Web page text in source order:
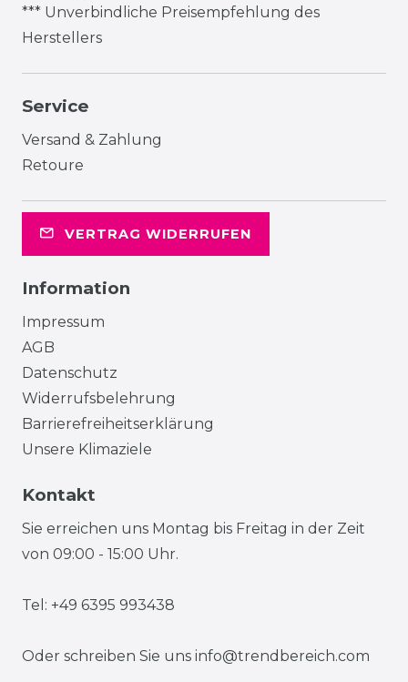
*** Unverbindliche Preisempfehlung des
Herstellers
Service
Versand & Zahlung
Retoure
VERTRAG WIDERRUFEN
Information
Impressum
AGB
Datenschutz
Widerrufsbelehrung
Barrierefreiheitserklärung
Unsere Klimaziele
Kontakt
Sie erreichen uns Montag bis Freitag in der Zeit
von 09:00 - 15:00 Uhr.
Tel: +49 6395 993438
Oder schreiben Sie uns info@trendbereich.com